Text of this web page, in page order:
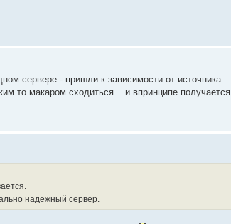
сервере - пришли к зависимости от источника
то макаром сходиться... и впринципе получается
надежный сервер.